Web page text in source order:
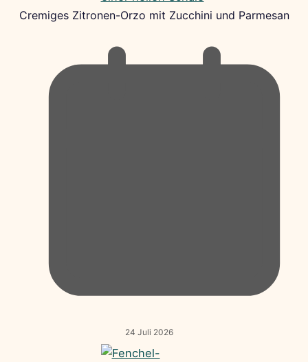
Cremiges Zitronen-Orzo mit Zucchini und Parmesan
24 Juli 2026